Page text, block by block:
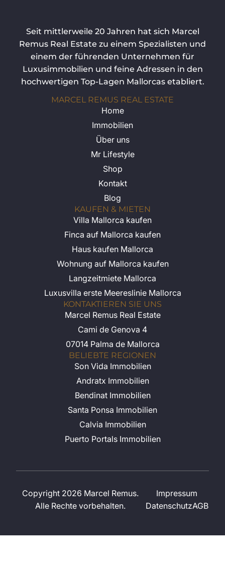
Seit mittlerweile 20 Jahren hat sich Marcel
Remus Real Estate zu einem Spezialisten und
einem der führenden Unternehmen für
Luxusimmobilien und feine Adressen in den
hochwertigen Top-Lagen Mallorcas etabliert.
MARCEL REMUS REAL ESTATE
Home
Immobilien
Über uns
Mr Lifestyle
Shop
Kontakt
Blog
KAUFEN & MIETEN
Villa Mallorca kaufen
Finca auf Mallorca kaufen
Haus kaufen Mallorca
Wohnung auf Mallorca kaufen
Langzeitmiete Mallorca
Luxusvilla erste Meereslinie Mallorca
KONTAKTIEREN SIE UNS
Marcel Remus Real Estate
Cami de Genova 4
07014 Palma de Mallorca
BELIEBTE REGIONEN
Son Vida Immobilien
Andratx Immobilien
Bendinat Immobilien
Santa Ponsa Immobilien
Calvia Immobilien
Puerto Portals Immobilien
Copyright 2026 Marcel Remus.
Alle Rechte vorbehalten.
Impressum
DatenschutzAGB